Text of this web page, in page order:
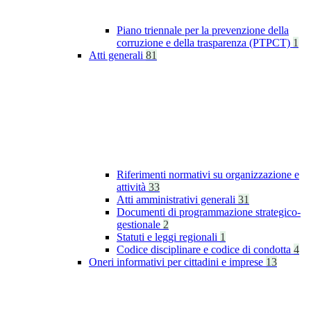
Piano triennale per la prevenzione della
corruzione e della trasparenza (PTPCT) 1
Atti generali 81
Riferimenti normativi su organizzazione e
attività 33
Atti amministrativi generali 31
Documenti di programmazione strategico-
gestionale 2
Statuti e leggi regionali 1
Codice disciplinare e codice di condotta 4
Oneri informativi per cittadini e imprese 13